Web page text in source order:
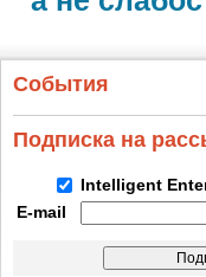
События
Подписка на
Intelligent
E-mail